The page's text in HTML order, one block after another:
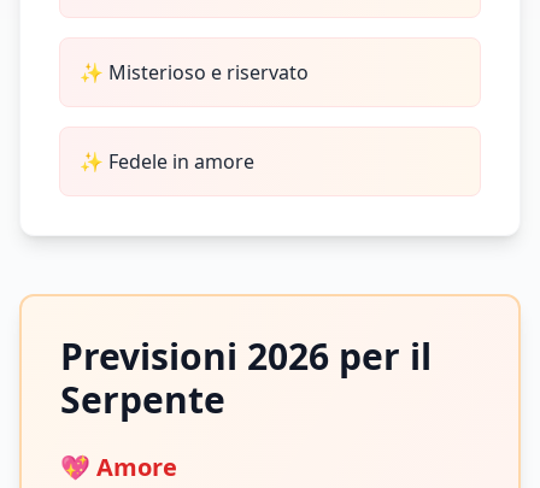
✨ Misterioso e riservato
✨ Fedele in amore
Previsioni 2026 per il
Serpente
💖 Amore